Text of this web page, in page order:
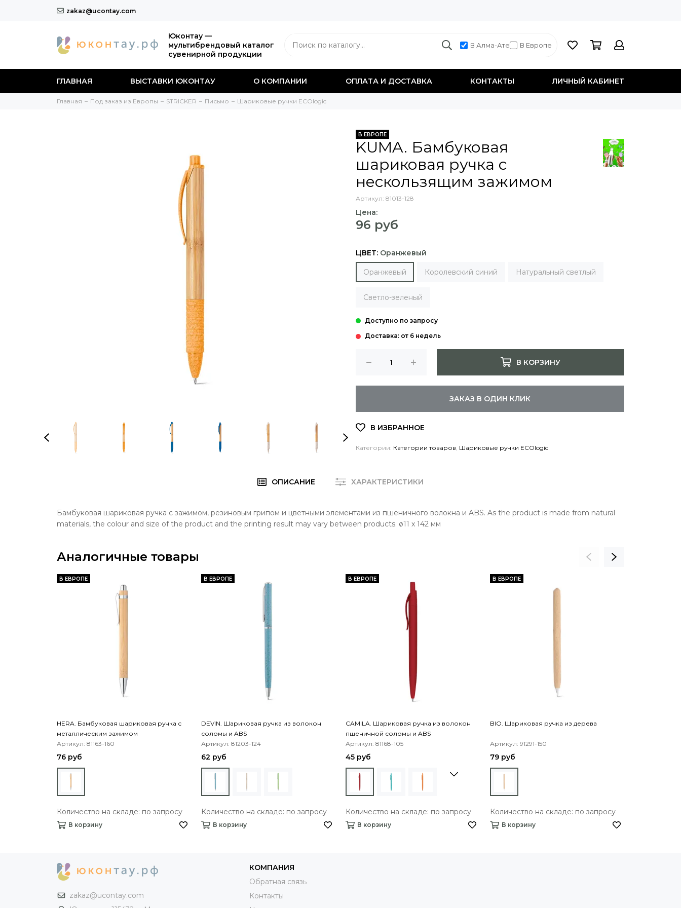
zakaz@ucontay.com
Юконтау —
мультибрендовый каталог
сувенирной продукции
В Алма-Ате В Европе
ГЛАВНАЯ ВЫСТАВКИ ЮКОНТАУ О КОМПАНИИ ОПЛАТА И ДОСТАВКА КОНТАКТЫ ЛИЧНЫЙ КАБИНЕТ
Главная Под заказ из Европы STRICKER Письмо Шариковые ручки ECOlogic
В ЕВРОПЕ
KUMA. Бамбуковая
шариковая ручка с
нескользящим зажимом
Артикул: 81013-128
Цена:
96 руб
ЦВЕТ: Оранжевый
Оранжевый Королевский синий Натуральный светлый
Светло-зеленый
Доставка: от 6 недель
В КОРЗИНУ
ЗАКАЗ В ОДИН КЛИК
Категории: Категории товаров Шариковые ручки ECOlogic
ОПИСАНИЕ ХАРАКТЕРИСТИКИ
Бамбуковая шариковая ручка с зажимом, резиновым грипом и цветными элементами из пшеничного волокна и ABS. As the product is made from natural
materials, the colour and size of the product and the printing result may vary between products. ø11 x 142 мм
Аналогичные товары
В ЕВРОПЕ
HERA. Бамбуковая шариковая ручка с
металлическим зажимом
Артикул: 81163-160
76 руб
Количество на складе: по запросу
В корзину
В ЕВРОПЕ
DEVIN. Шариковая ручка из волокон
соломы и ABS
Артикул: 81203-124
62 руб
Количество на складе: по запросу
В корзину
В ЕВРОПЕ
CAMILA. Шариковая ручка из волокон
пшеничной соломы и ABS
Артикул: 81168-105
45 руб
Количество на складе: по запросу
В корзину
В ЕВРОПЕ
BIO. Шариковая ручка из дерева
Артикул: 91291-150
79 руб
Количество на складе: по запросу
В корзину
zakaz@ucontay.com
КОМПАНИЯ
Обратная связь
Контакты